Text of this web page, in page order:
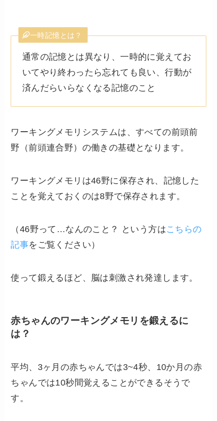
一時記憶とは？
通常の記憶とは異なり、一時的に覚えてお
いてやり終わったら忘れても良い、行動が
済んだらいらなくなる記憶のこと
ワーキングメモリシステムは、すべての前頭前
野（前頭連合野）の働きの基礎となります。
ワーキングメモリは46野に保存され、記憶した
ことを覚えておくのは8野で保存されます。
（46野って…なんのこと？ という方はこちらの
記事をご覧ください）
使って鍛えるほど、脳は刺激され発達します。
赤ちゃんのワーキングメモリを鍛えるに
は？
平均、3ヶ月の赤ちゃんでは3~4秒、10か月の赤
ちゃんでは10秒間覚えることができるそうで
す。